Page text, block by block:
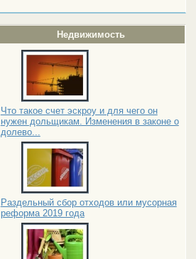
Недвижимость
Что такое счет эскроу и для чего он
нужен дольщикам. Изменения в законе о
долево...
Раздельный сбор отходов или мусорная
реформа 2019 года